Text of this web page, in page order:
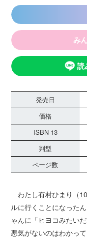
み
読
発売日
価格
ISBN-13
判型
ページ数
わたし有村ひまり（
ルに行くことになった
ゃんに「ヒヨコみたい
悪気がないのはわかっ